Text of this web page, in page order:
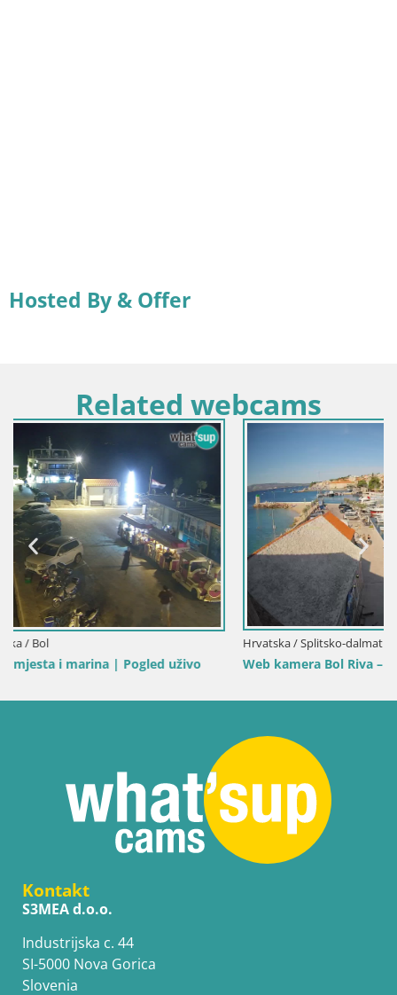
Hosted By & Offer
Related webcams
Hrvatska / Splitsko-dalmatinska / Bol
Web kamera Bol Riva – Pogled uživo na luku i marinu
Kontakt
S3MEA d.o.o.
Industrijska c. 44
SI-5000 Nova Gorica
Slovenia